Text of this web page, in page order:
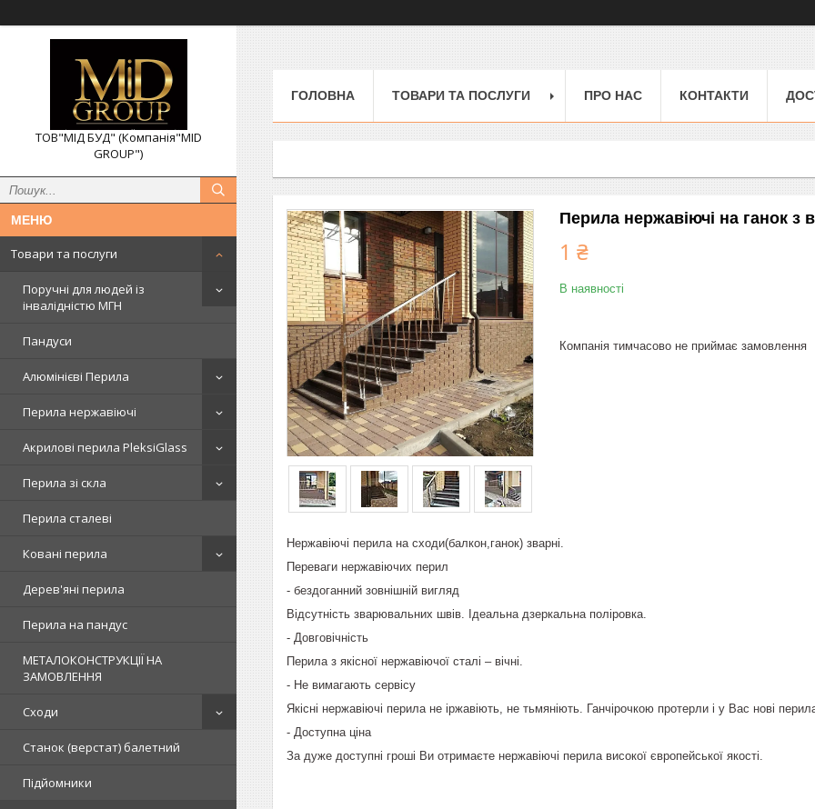
ТОВ"МІД БУД" (Компанія"MID
GROUP")
Товари та послуги
Поручні для людей із
інвалідністю МГН
Пандуси
Алюмінієві Перила
Перила нержавіючі
Акрилові перила PleksiGlass
Перила зі скла
Перила сталеві
Ковані перила
Дерев'яні перила
Перила на пандус
МЕТАЛОКОНСТРУКЦІЇ НА
ЗАМОВЛЕННЯ
Сходи
Станок (верстат) балетний
Підйомники
ГОЛОВНА ТОВАРИ ТА ПОСЛУГИ ПРО НАС КОНТАКТИ
Перила нержавіючі на ганок з
1 ₴
В наявності
Компанія тимчасово не приймає замовлення
Нержавіючі перила на сходи(балкон,ганок) зварні.
Переваги нержавіючих перил
- бездоганний зовнішній вигляд
Відсутність зварювальних швів. Ідеальна дзеркальна поліровка.
- Довговічність
Перила з якісної нержавіючої сталі – вічні.
- Не вимагають сервісу
Якісні нержавіючі перила не іржавіють, не тьмяніють. Ганчірочкою протерли і у Вас нові
- Доступна ціна
За дуже доступні гроші Ви отримаєте нержавіючі перила високої європейської якості.